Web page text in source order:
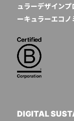
ュラーデザイン
ーキュラーエコノ
DIGITAL